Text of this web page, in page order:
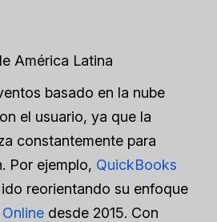
América Latina
basado en la nube
el usuario, ya que la
constantemente para
Por ejemplo, QuickBooks
reorientando su enfoque
desde 2015. Con